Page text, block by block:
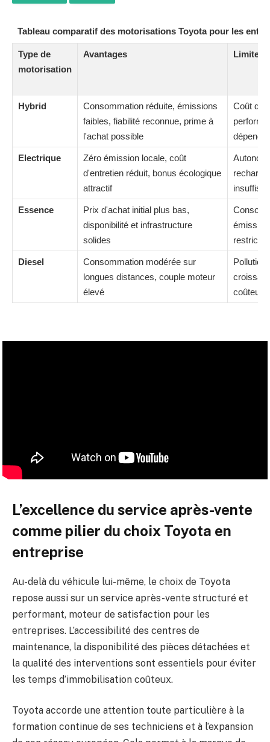
Tableau comparatif des motorisations Toyota pour les
Type de
motorisation
Avantages Limites
Hybrid
Consommation réduite, émissions
faibles, fiabilité reconnue, prime à
l'achat possible
Coût
Electrique
Zéro émission locale, coût
d'entretien réduit, bonus écologique
attractif
Essence
Prix d'achat initial plus bas,
disponibilité et infrastructure
solides
Diesel
Consommation modérée sur
longues distances, couple moteur
élevé
Pollution
coûteux
L’excellence du service après-vente
comme pilier du choix Toyota en
entreprise
Au-delà du véhicule lui-même, le choix de Toyota
repose aussi sur un service après-vente structuré et
performant, moteur de satisfaction pour les
entreprises. L’accessibilité des centres de
maintenance, la disponibilité des pièces détachées et
la qualité des interventions sont essentiels pour éviter
les temps d’immobilisation coûteux.
Toyota accorde une attention toute particulière à la
formation continue de ses techniciens et à l’expansion